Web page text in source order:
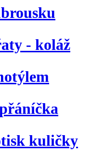
- koláž
kuličky